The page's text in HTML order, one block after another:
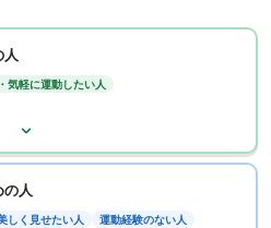
気軽に運動したい人
人
しく見せたい人 運動経験のない人